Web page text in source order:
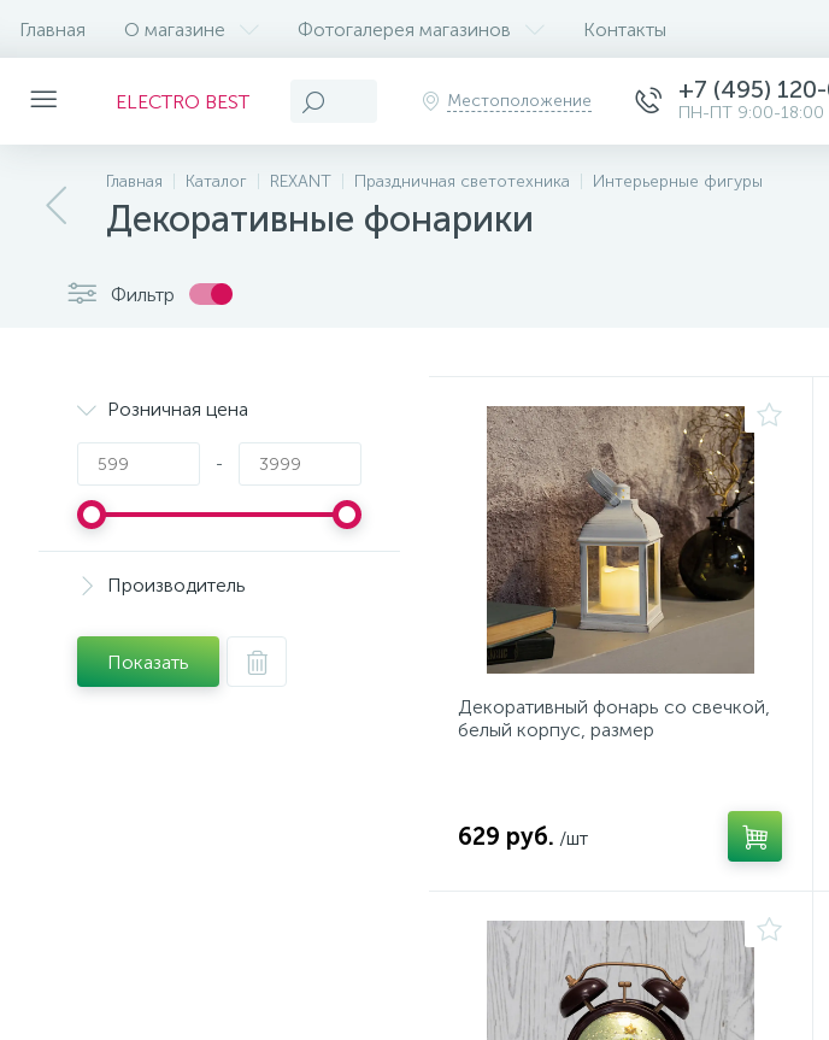
Главная О магазине Фотогалерея магазинов Контакты
ELECTRO BEST Местоположение +7 (495)
ПН-ПТ 9:00-18:00
Главная Каталог REXANT Праздничная светотехника Интерьерные фигуры
Декоративные фонарики
Фильтр
Розничная цена
-
Производитель
Показать
Декоративный фонарь со свечкой,
белый корпус, размер
629 руб. /шт